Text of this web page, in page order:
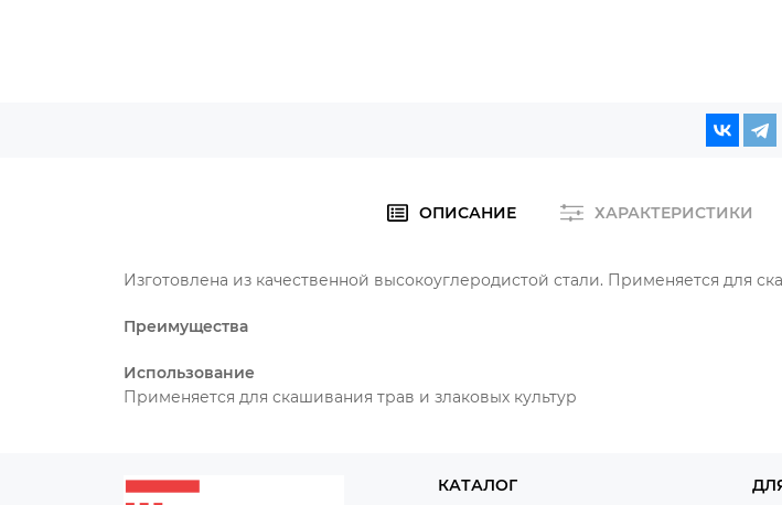
ОПИСАНИЕ ХАРАКТЕРИСТИКИ
Изготовлена из качественной высокоуглеродистой стали. Применяется для
Преимущества
Использование
Применяется для скашивания трав и злаковых культур
КАТАЛОГ